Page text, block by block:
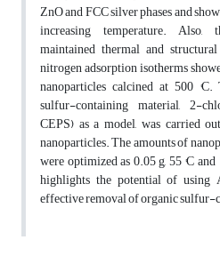
ZnO and FCC silver phases and
increasing temperature. Also,
maintained thermal and
nitrogen adsorption isotherms
nanoparticles calcined at 500
sulfur-containing material, 2-
CEPS) as a model, was carried
nanoparticles. The amounts of
were optimized as 0.05 g, 55 °C
highlights the potential of using
effective removal of organic